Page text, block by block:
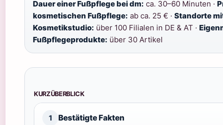
Dauer einer Fußpflege bei dm: ca. 30–60 Minuten ·
kosmetischen Fußpflege: ab ca. 25 € · Standorte
Kosmetikstudio: über 100 Filialen in DE & AT ·
Fußpflegeprodukte: über 30 Artikel
KURZÜBERBLICK
1 Bestätigte Fakten